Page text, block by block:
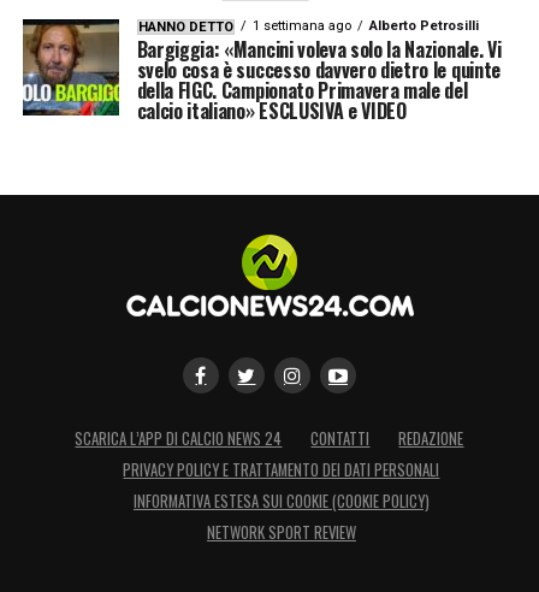
HANNO DETTO 1 settimana ago Alberto Petrosilli
Bargiggia: «Mancini voleva solo la Nazionale. Vi
svelo cosa è successo davvero dietro le quinte
della FIGC. Campionato Primavera male del
calcio italiano» ESCLUSIVA e VIDEO
SCARICA L’APP DI CALCIO NEWS 24 CONTATTI
REDAZIONE
PRIVACY POLICY E TRATTAMENTO DEI DATI PERSONALI
INFORMATIVA ESTESA SUI COOKIE (COOKIE POLICY)
NETWORK SPORT REVIEW